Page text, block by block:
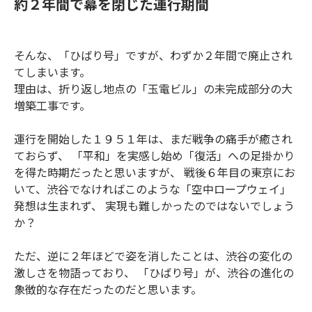
そんな、「ひばり号」ですが、わずか２年間で廃止され
てしまいます。
理由は、折り返し地点の「玉電ビル」の未完成部分の大
増築工事です。
運行を開始した１９５１年は、まだ戦争の痛手が癒され
ておらず、 「平和」を実感し始め「復活」への足掛かり
を得た時期だったと思いますが、 戦後６年目の東京にお
いて、渋谷でなければこのような「空中ロープウェイ」
発想は生まれず、 実現も難しかったのではないでしょう
か？
ただ、逆に２年ほどで姿を消したことは、渋谷の変化の
激しさを物語っており、 「ひばり号」が、渋谷の進化の
象徴的な存在だったのだと思います。